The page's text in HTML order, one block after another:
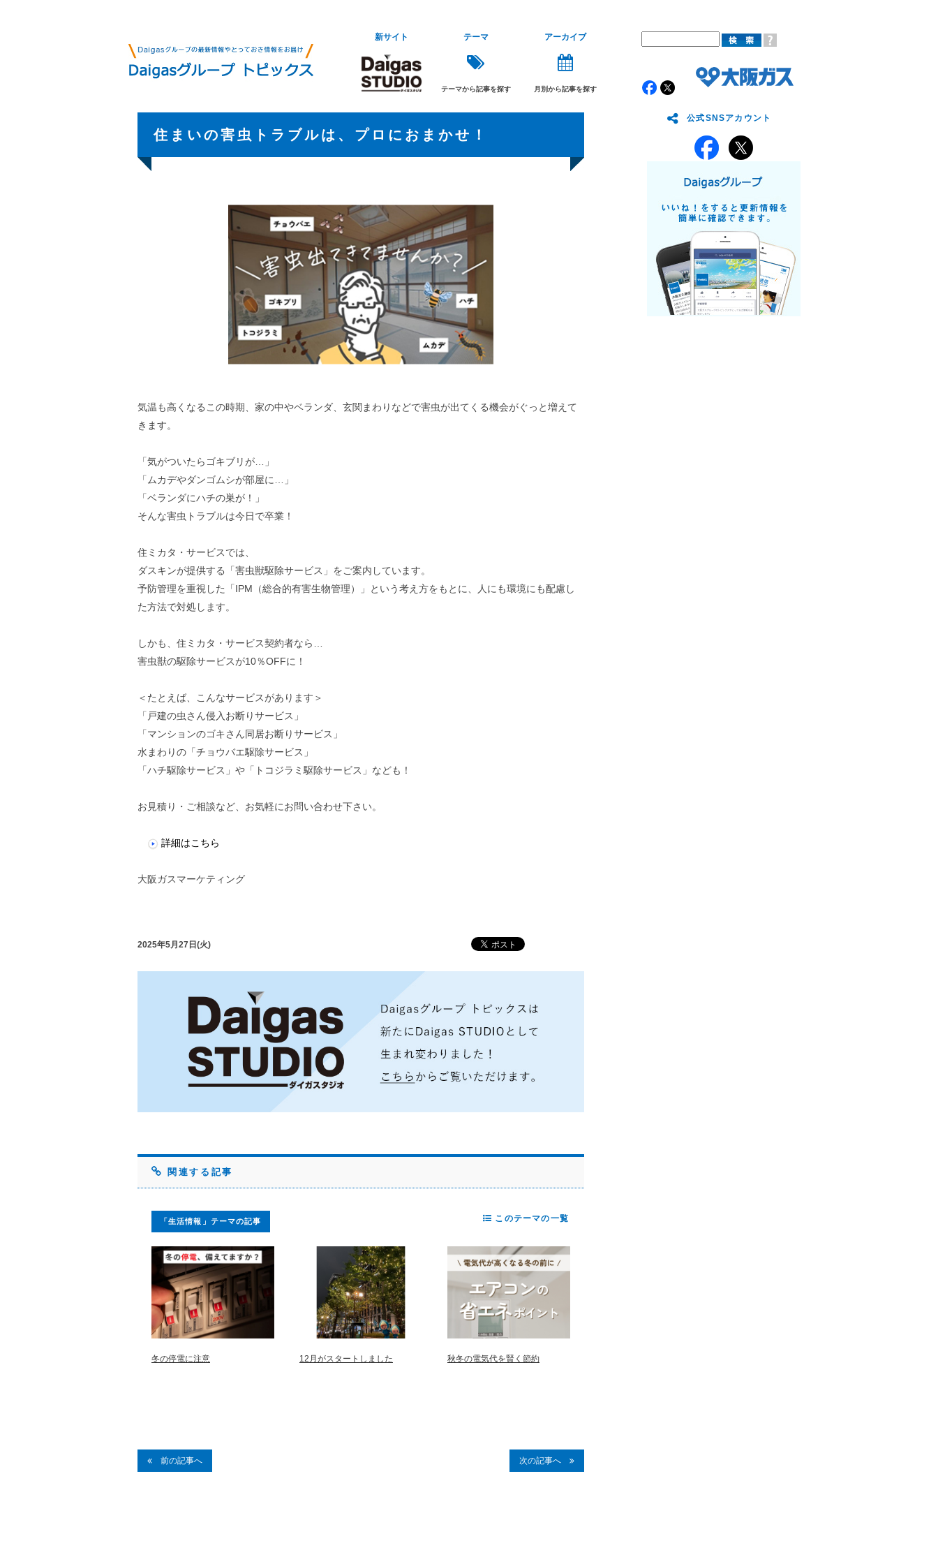
新サイト テーマ
テーマから記事を探す
アーカイブ
月別から記事を探す
住まいの害虫トラブルは、プロにおまかせ！
気温も高くなるこの時期、家の中やベランダ、玄関まわりなどで害虫が出てくる機会がぐっと増えて
きます。
「気がついたらゴキブリが…」
「ムカデやダンゴムシが部屋に…」
「ベランダにハチの巣が！」
そんな害虫トラブルは今日で卒業！
住ミカタ・サービスでは、
ダスキンが提供する「害虫獣駆除サービス」をご案内しています。
予防管理を重視した「IPM（総合的有害生物管理）」という考え方をもとに、人にも環境にも配慮し
た方法で対処します。
しかも、住ミカタ・サービス契約者なら…
害虫獣の駆除サービスが10％OFFに！
＜たとえば、こんなサービスがあります＞
「戸建の虫さん侵入お断りサービス」
「マンションのゴキさん同居お断りサービス」
水まわりの「チョウバエ駆除サービス」
「ハチ駆除サービス」や「トコジラミ駆除サービス」なども！
お見積り・ご相談など、お気軽にお問い合わせ下さい。
詳細はこちら
大阪ガスマーケティング
2025年5月27日(火)
関連する記事
「生活情報」テーマの記事
冬の停電に注意 12月がスタートしました 秋冬の電気代を賢く節約
このテーマの一覧
前の記事へ 次の記事へ
公式SNSアカウント